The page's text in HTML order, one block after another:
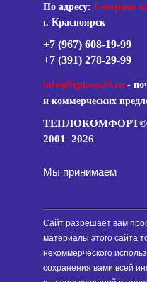
По адресу: Северное
г. Красноярск
+7 (967) 608-19-99
+7 (391) 278-29-99
info@tepkom24.ru -
и коммерческих
ТЕПЛОКОМФОРТ©
2001–2026
Мы принимаем
Сайт разрешает вам
материалы этого сайта
некоммерческого
сохранения вами всей